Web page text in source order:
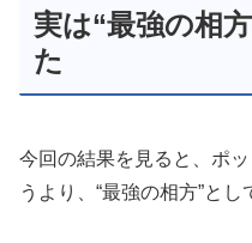
実は“最強の相
た
今回の結果を見ると、ポ
うより、“最強の相方”とし